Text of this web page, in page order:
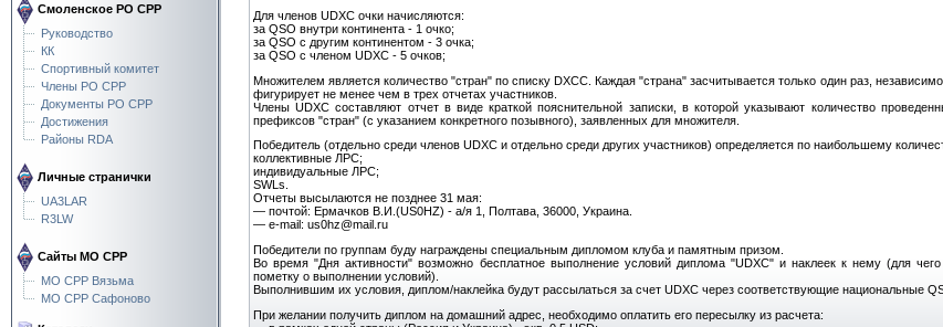
Смоленское РО СРР
Руководство
КК
Спортивный комитет
Члены РО СРР
Документы РО СРР
Достижения
Районы RDA
Личные странички
UA3LAR
R3LW
Сайты МО СРР
МО СРР Вязьма
МО СРР Сафоново
Для членов UDXC очки начисляются:
за QSO внутри континента - 1 очко;
за QSO с другим континентом - 3 очка;
за QSO с членом UDXC - 5 очков;
Множителем является количество "стран" по списку DXCC. Каждая "страна" засчитывается только один раз,
фигурирует не менее чем в трех отчетах участников.
Члены UDXC составляют отчет в виде краткой пояснительной записки, в которой указывают количество
префиксов "стран" (с указанием конкретного позывного), заявленных для множителя.
Победитель (отдельно среди членов UDXC и отдельно среди других участников) определяется по наибольшему
коллективные ЛРС;
индивидуальные ЛРС;
SWLs.
Отчеты высылаются не позднее 31 мая:
— почтой: Ермачков В.И.(US0HZ) - а/я 1, Полтава, 36000, Украина.
— e-mail: us0hz@mail.ru
Победители по группам буду награждены специальным дипломом клуба и памятным призом.
Во время "Дня активности" возможно бесплатное выполнение условий диплома "UDXC" и наклеек к нему (для
пометку о выполнении условий).
Выполнившим их условия, диплом/наклейка будут рассылаться за счет UDXC через соответствующие национальные
При желании получить диплом на домашний адрес, необходимо оплатить его пересылку из расчета: